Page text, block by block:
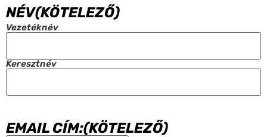
NÉV(KÖTELEZŐ)
Vezetéknév
Keresztnév
EMAIL CÍM:(KÖTELEZŐ)